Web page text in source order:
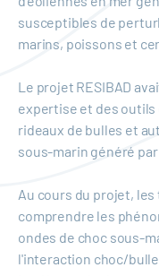
susceptibles de
marins, poissons et
Le projet RESIBAD
expertise et des
rideaux de bulles et
sous-marin généré
Au cours du projet,
comprendre les
ondes de choc sous-
l'interaction choc/